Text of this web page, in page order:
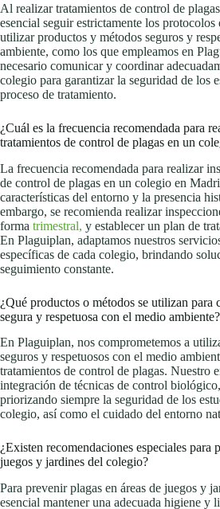
Al realizar tratamientos de control de
esencial seguir estrictamente los protocolos
utilizar productos y métodos seguros y
ambiente, como los que empleamos en
necesario comunicar y coordinar
colegio para garantizar la seguridad de los
proceso de tratamiento.
¿Cuál es la frecuencia recomendada para
tratamientos de control de plagas en un
La frecuencia recomendada para realizar
de control de plagas en un colegio en
características del entorno y la presencia
embargo, se recomienda realizar
forma trimestral, y establecer un plan de
En Plaguiplan, adaptamos nuestros
específicas de cada colegio, brindando
seguimiento constante.
¿Qué productos o métodos se utilizan para
segura y respetuosa con el medio ambiente?
En Plaguiplan, nos comprometemos a
seguros y respetuosos con el medio
tratamientos de control de plagas. Nuestro
integración de técnicas de control
priorizando siempre la seguridad de los
colegio, así como el cuidado del entorno
¿Existen recomendaciones especiales para
juegos y jardines del colegio?
Para prevenir plagas en áreas de juegos y
esencial mantener una adecuada higiene y